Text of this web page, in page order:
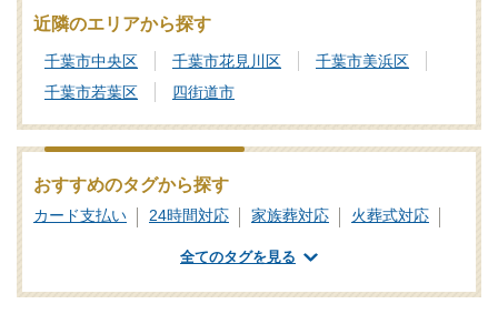
近隣のエリアから探す
千葉市中央区 千葉市花見川区
千葉市美浜区
千葉市若葉区
四街道市
おすすめのタグから探す
カード支払い 24時間対応 家族葬対応
火葬式対応
社葬対応
業界団体加盟
全てのタグを見る